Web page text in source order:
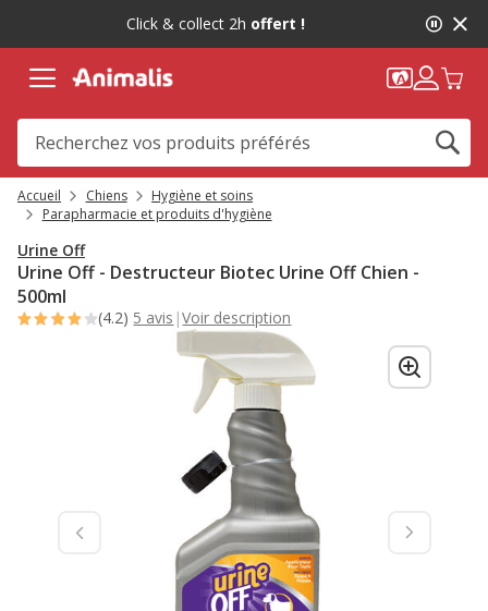
message,
Click & collect 2h offert !
Accueil Chiens
Hygiène et soins
Parapharmacie et produits d'hygiène
Urine Off
Urine Off - Destructeur Biotec Urine Off Chien -
500ml
(4.2) 5 avis |Voir description